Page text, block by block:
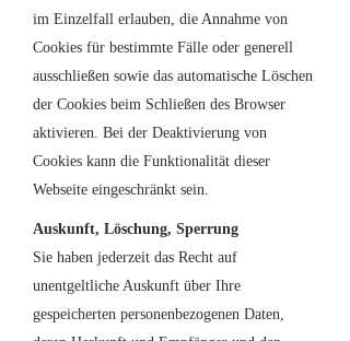
im Einzelfall erlauben, die Annahme von
Cookies für bestimmte Fälle oder generell
ausschließen sowie das automatische Löschen
der Cookies beim Schließen des Browser
aktivieren. Bei der Deaktivierung von
Cookies kann die Funktionalität dieser
Webseite eingeschränkt sein.
Auskunft, Löschung, Sperrung
Sie haben jederzeit das Recht auf
unentgeltliche Auskunft über Ihre
gespeicherten personenbezogenen Daten,